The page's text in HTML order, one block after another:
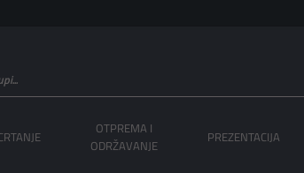
OTPREMA I
ODRŽAVANJE
PREZENTACIJA